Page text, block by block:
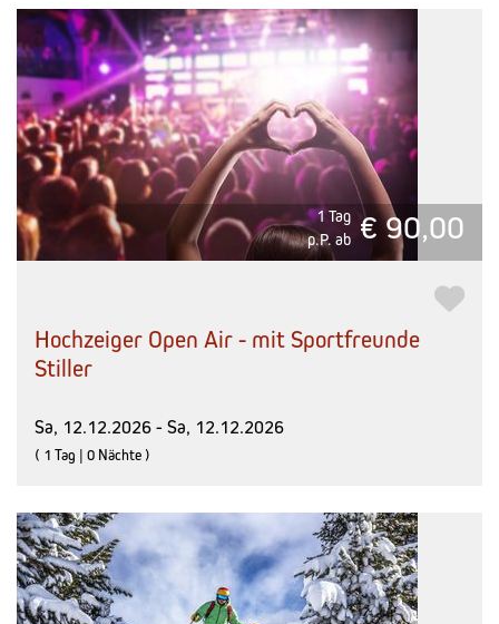
1 Tag
p.P. ab € 90,00
Hochzeiger Open Air - mit Sportfreunde
Stiller
Sa, 12.12.2026 - Sa, 12.12.2026
( 1 Tag | 0 Nächte )